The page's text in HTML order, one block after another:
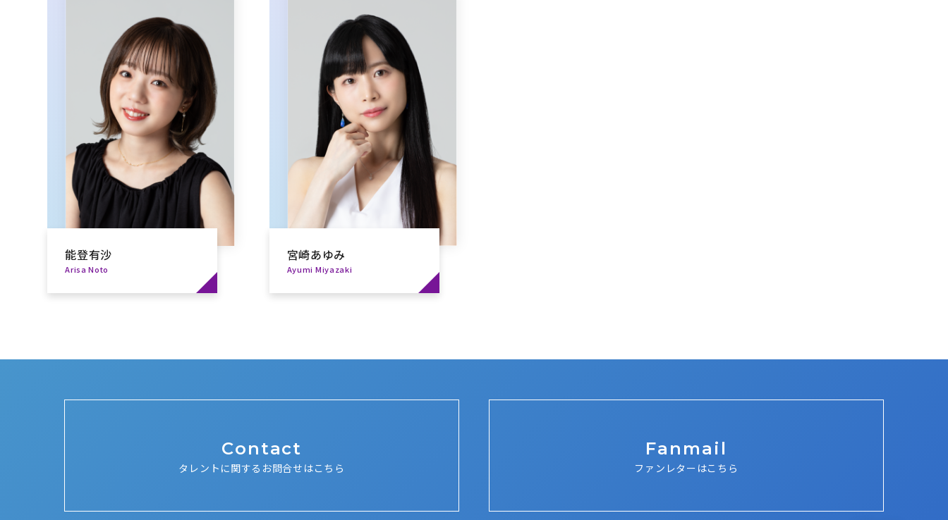
能登有沙
Arisa Noto
宮崎あゆみ
Ayumi Miyazaki
Contact
タレントに関するお問合せはこちら
Fanmail
ファンレターはこちら